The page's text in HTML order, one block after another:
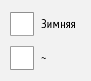
Зимняя
~